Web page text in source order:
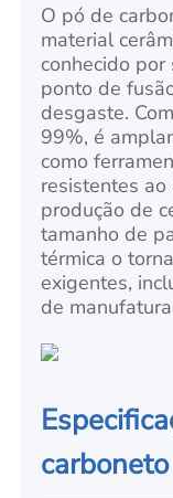
O pó de
material
conhecido
ponto de
desgaste.
99%, é
como
resistentes
produção de
tamanho de
térmica o
exigentes,
de